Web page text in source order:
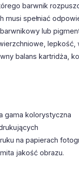
barwnik
spełniać
lub
balans kartridża,
gama kolorystyczna
na papierach
jakość obrazu.